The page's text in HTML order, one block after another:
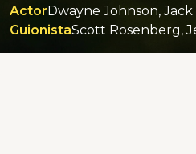
Actor
Guionista